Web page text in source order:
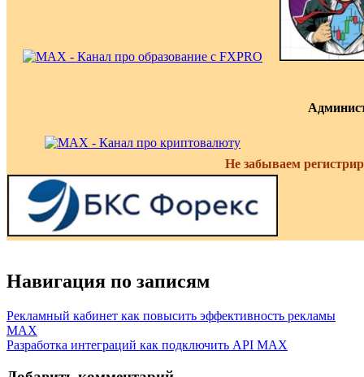
Не забываем
Навигация по записям
Рекламный кабинет как повысить эффективность рекламы
MAX
Разработка интеграций как подключить API MAX